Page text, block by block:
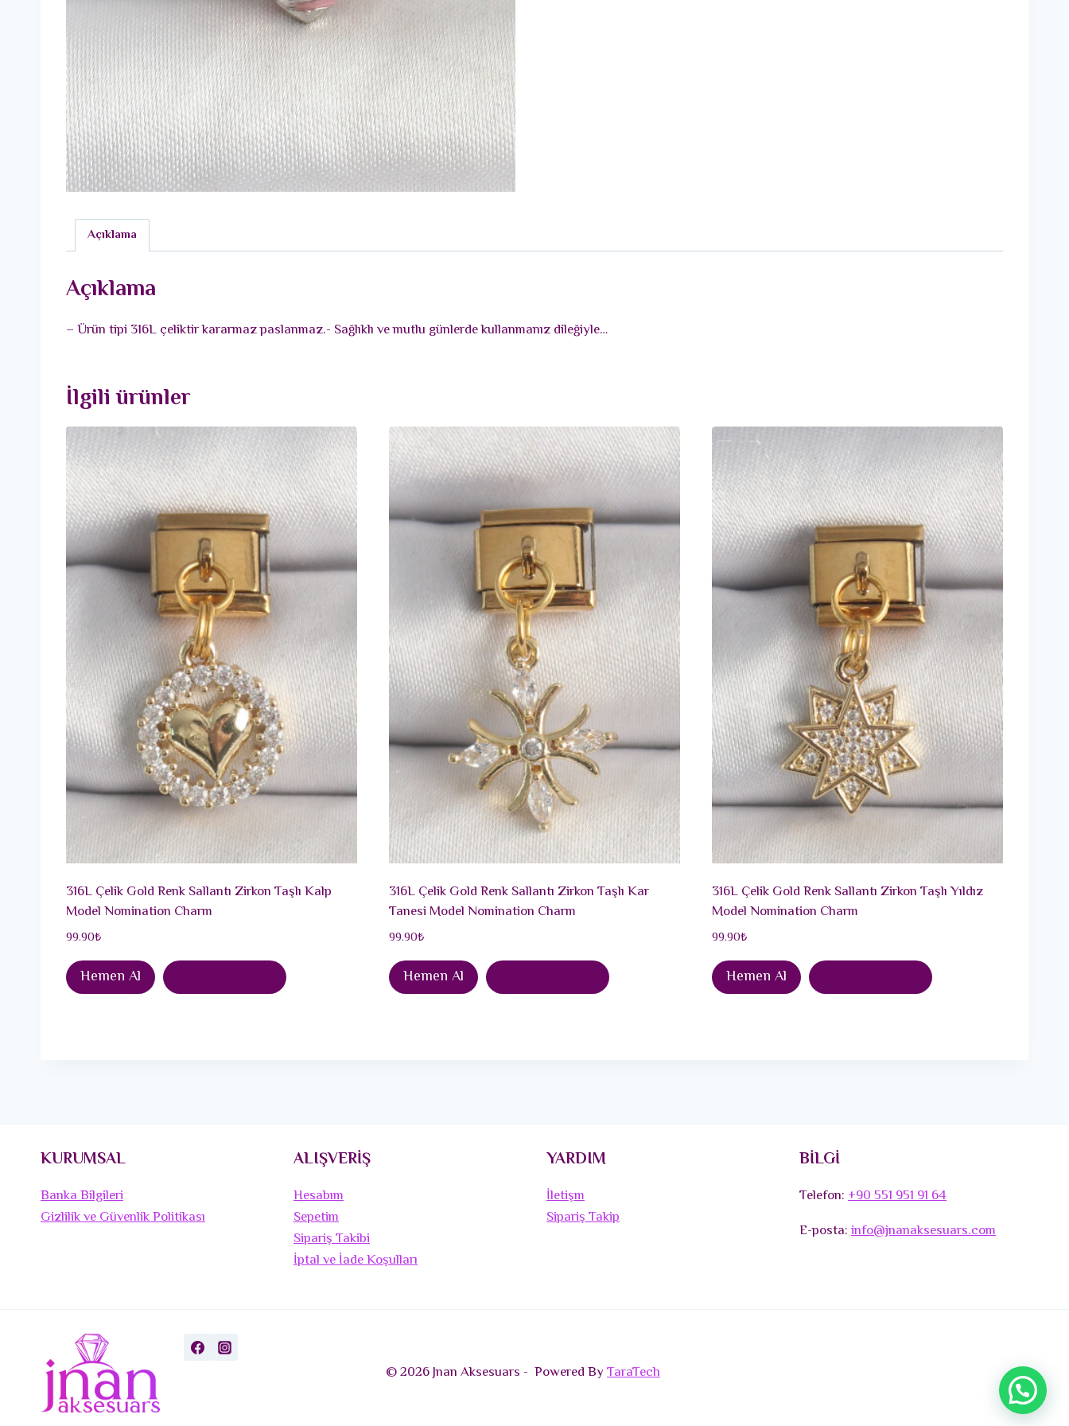
Açıklama
Açıklama
– Ürün tipi 316L çeliktir kararmaz paslanmaz.- Sağlıklı ve mutlu günlerde kullanmanız dileğiyle…
İlgili ürünler
316L Çelik Gold Renk Sallantı Zirkon Taşlı Kalp
Model Nomination Charm
99.90₺
Hemen Al
316L Çelik Gold Renk Sallantı Zirkon Taşlı Kar
Tanesi Model Nomination Charm
99.90₺
Hemen Al
316L Çelik Gold Renk Sallantı Zirkon Taşlı Yıldız
Model Nomination Charm
99.90₺
Hemen Al
KURUMSAL
Banka Bilgileri
Gizlilik ve Güvenlik Politikası
ALIŞVERİŞ
Hesabım
Sepetim
Sipariş Takibi
İptal ve İade Koşulları
YARDIM
İletişm
Sipariş Takip
BİLGİ
Telefon:+90 551 951 91 64
E-posta:info@jnanaksesuars.com
© 2026 Jnan Aksesuars - Powered ByTaraTech